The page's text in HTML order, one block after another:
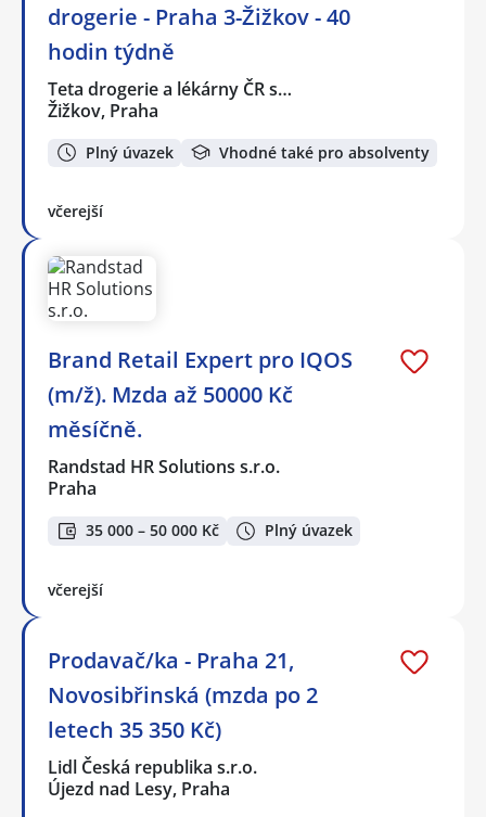
drogerie - Praha 3-Žižkov - 40
hodin týdně
Teta drogerie a lékárny ČR s…
Žižkov, Praha
Plný úvazek Vhodné také pro absolventy
včerejší
Brand Retail Expert pro IQOS
(m/ž). Mzda až 50000 Kč
měsíčně.
Randstad HR Solutions s.r.o.
Praha
35 000 – 50 000 Kč Plný úvazek
včerejší
Prodavač/ka - Praha 21,
Novosibřinská (mzda po 2
letech 35 350 Kč)
Lidl Česká republika s.r.o.
Újezd nad Lesy, Praha